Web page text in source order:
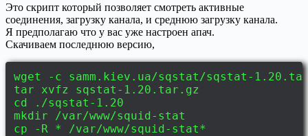
Это скрипт который позволяет смотреть активные
соединения, загрузку канала, и среднюю загрузку канала.
Я предполагаю что у вас уже настроен апач.
Скачиваем последнюю версию,
wget -c samm.kiev.ua/sqstat/sqstat-
tar xvfz sqstat-1.20.tar.gz
cd ./sqstat-1.20
mkdir /var/www/squid-stat
cp -R * /var/www/squid-stat*